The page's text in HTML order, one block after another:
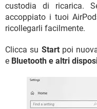
custodia di ricarica.
accoppiato i tuoi
ricollegarli facilmente.
Clicca su Startpoi
e Bluetooth e altri